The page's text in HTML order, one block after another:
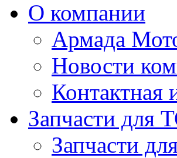
О компании
Армада
Новости
Контактная
Запчасти для
Запчасти